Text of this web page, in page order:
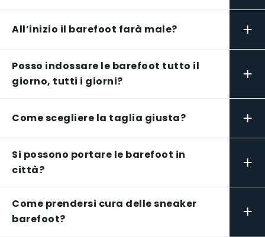
All’inizio il barefoot farà male? +
Posso indossare le barefoot tutto il
giorno, tutti i giorni?
+
Come scegliere la taglia giusta? +
Si possono portare le barefoot in
città?
+
Come prendersi cura delle sneaker
barefoot?
+